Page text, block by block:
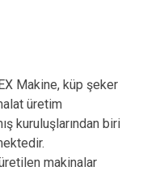
Makine, küp şeker
üretim
kuruluşlarından biri
makinalar